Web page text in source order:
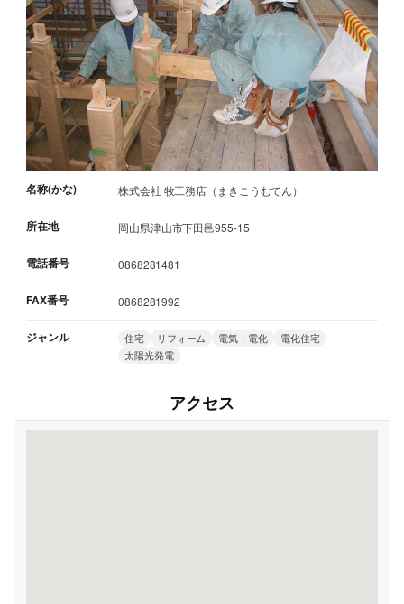
名称(かな) 株式会社 牧工務店（まきこうむてん）
所在地 岡山県津山市下田邑955-15
電話番号 0868281481
FAX番号 0868281992
ジャンル 住宅 リフォーム 電気・電化
電化住宅
太陽光発電
アクセス